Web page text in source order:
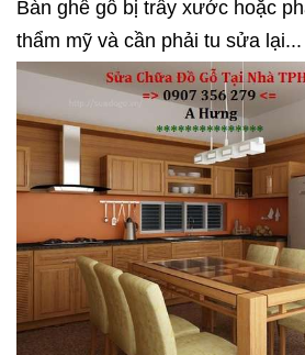
Bàn ghế gỗ bị trầy xước hoặc
thẩm mỹ và cần phải tu sửa lại...